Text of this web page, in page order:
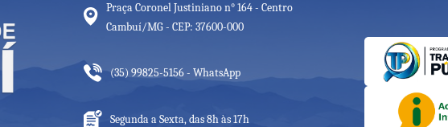
Praça Coronel Justiniano n° 164 - Centro
Cambuí/MG - CEP: 37600-000
(35) 99825-5156 - WhatsApp
Segunda a Sexta, das 8h às 17h